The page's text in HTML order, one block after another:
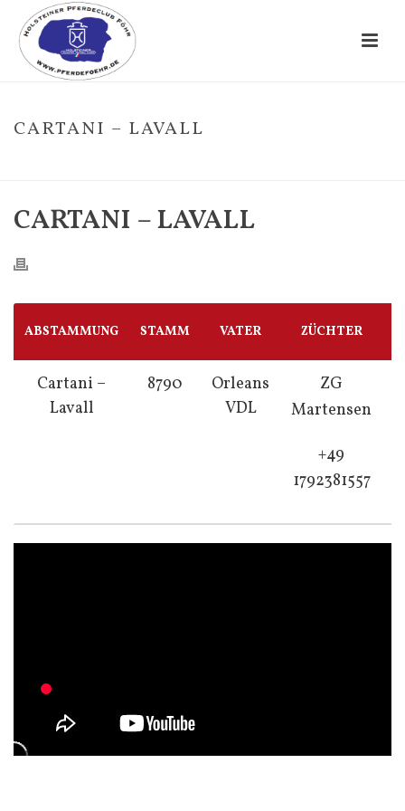
CARTANI – LAVALL
CARTANI – LAVALL
ABSTAMMUNG STAMM VATER ZÜCHTER
Cartani –
Lavall
8790
Orleans
VDL
ZG
Martensen
+49
1792381557